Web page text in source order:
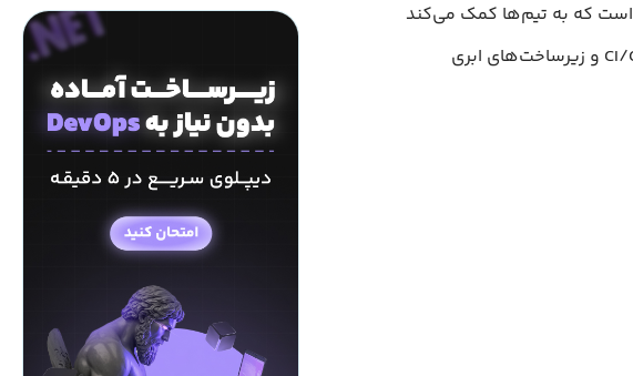
Infisical یک ابزار متن‌باز برای مدیریت متمرکز و امن secrets است که به تیم‌ها کمک می‌کند
اطلاعات محرمانه را بدون پیچیدگی، در محیط‌های توسعه، CI/CD و زیرساخت‌های ابری